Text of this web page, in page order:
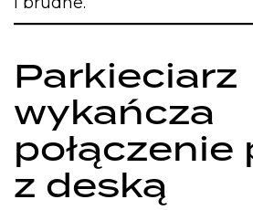
Parkieciarz
wykańcza
połączenie
z deską